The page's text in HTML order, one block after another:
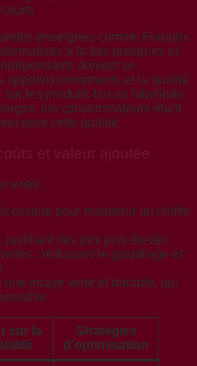
enseignes comme Franprix
à la fois pratiques et
doivent se
approvisionnements et la qualité
les produits bio ou labellisés
les consommateurs étant
pour cette qualité.
et valeur ajoutée
entre :
pour maintenir un chiffre
justifiant des prix plus élevés
: réduisant le gaspillage et
une image verte et durable, qui
sur la
Stratégies
d’optimisation